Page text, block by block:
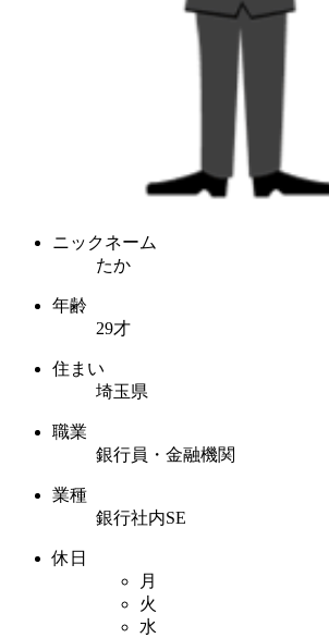
ニックネーム
たか
年齢
29才
住まい
埼玉県
職業
銀行員・金融機関
業種
銀行社内SE
休日
月
火
水